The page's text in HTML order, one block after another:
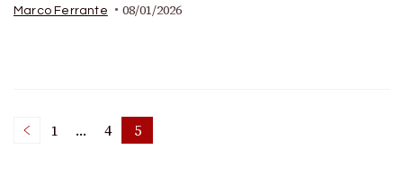
Marco Ferrante 08/01/2026
Posts
Page
1 … Page
4 Page
5